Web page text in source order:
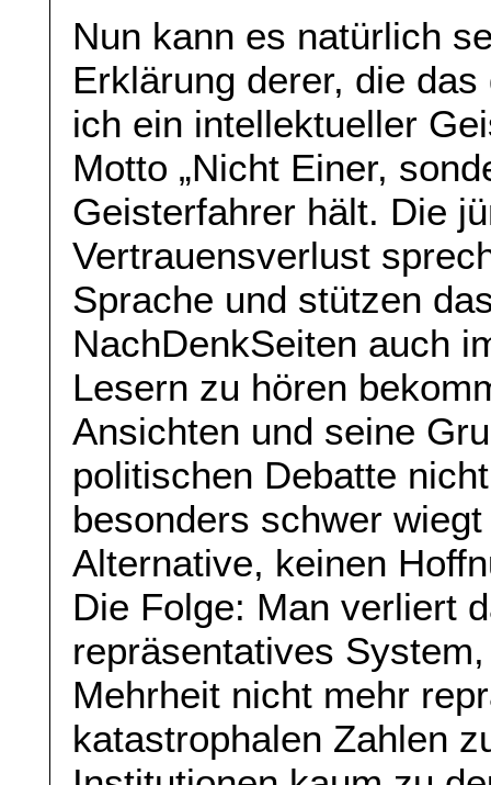
Nun kann es natürlich
Erklärung derer, die
ich ein intellektueller
Motto „Nicht Einer,
Geisterfahrer hält. Die
Vertrauensverlust
Sprache und stützen
NachDenkSeiten auch
Lesern zu hören
Ansichten und seine
politischen Debatte
besonders schwer
Alternative, keinen
Die Folge: Man verliert
repräsentatives
Mehrheit nicht mehr
katastrophalen Zahlen